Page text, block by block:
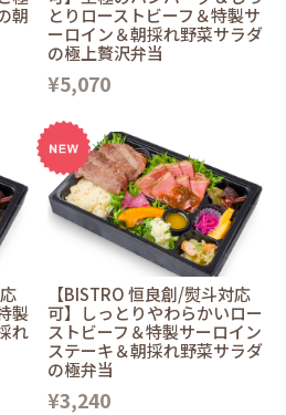
朝
とりローストビーフ＆特製サ
ーロイン＆朝採れ野菜サラダ
の極上贅沢弁当
¥5,070
製
れ
【BISTRO 恒良創/熨斗対応
可】しっとりやわらかいロー
ストビーフ＆特製サーロイン
ステーキ＆朝採れ野菜サラダ
の極弁当
¥3,240